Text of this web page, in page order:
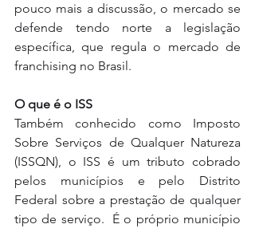
pouco mais a discussão, o mercado se
defende tendo norte a legislação
específica, que regula o mercado de
franchising no Brasil.
O que é o ISS
Também conhecido como Imposto
Sobre Serviços de Qualquer Natureza
(ISSQN), o ISS é um tributo cobrado
pelos municípios e pelo Distrito
Federal sobre a prestação de qualquer
tipo de serviço.  É o próprio município